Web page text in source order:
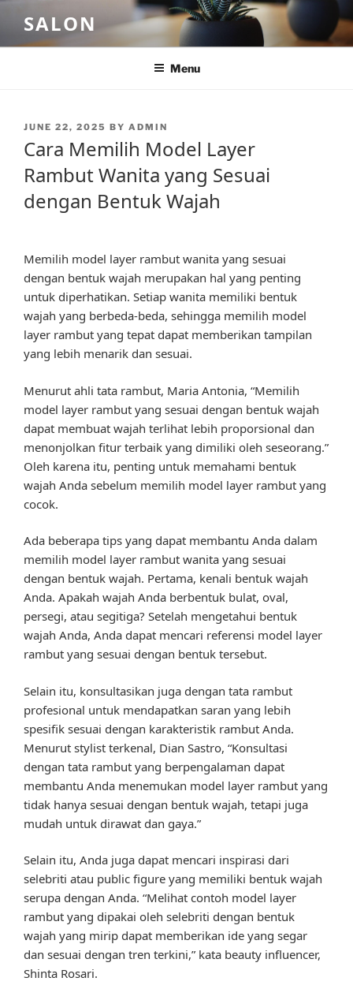
content
SALON
Menu
POSTED
JUNE 22, 2025 BY ADMIN
Cara Memilih Model Layer
Rambut Wanita yang Sesuai
dengan Bentuk Wajah
Memilih model layer rambut wanita yang sesuai
dengan bentuk wajah merupakan hal yang penting
untuk diperhatikan. Setiap wanita memiliki bentuk
wajah yang berbeda-beda, sehingga memilih model
layer rambut yang tepat dapat memberikan tampilan
yang lebih menarik dan sesuai.
Menurut ahli tata rambut, Maria Antonia, “Memilih
model layer rambut yang sesuai dengan bentuk wajah
dapat membuat wajah terlihat lebih proporsional dan
menonjolkan fitur terbaik yang dimiliki oleh seseorang.”
Oleh karena itu, penting untuk memahami bentuk
wajah Anda sebelum memilih model layer rambut yang
cocok.
Ada beberapa tips yang dapat membantu Anda dalam
memilih model layer rambut wanita yang sesuai
dengan bentuk wajah. Pertama, kenali bentuk wajah
Anda. Apakah wajah Anda berbentuk bulat, oval,
persegi, atau segitiga? Setelah mengetahui bentuk
wajah Anda, Anda dapat mencari referensi model layer
rambut yang sesuai dengan bentuk tersebut.
Selain itu, konsultasikan juga dengan tata rambut
profesional untuk mendapatkan saran yang lebih
spesifik sesuai dengan karakteristik rambut Anda.
Menurut stylist terkenal, Dian Sastro, “Konsultasi
dengan tata rambut yang berpengalaman dapat
membantu Anda menemukan model layer rambut yang
tidak hanya sesuai dengan bentuk wajah, tetapi juga
mudah untuk dirawat dan gaya.”
Selain itu, Anda juga dapat mencari inspirasi dari
selebriti atau public figure yang memiliki bentuk wajah
serupa dengan Anda. “Melihat contoh model layer
rambut yang dipakai oleh selebriti dengan bentuk
wajah yang mirip dapat memberikan ide yang segar
dan sesuai dengan tren terkini,” kata beauty influencer,
Shinta Rosari.